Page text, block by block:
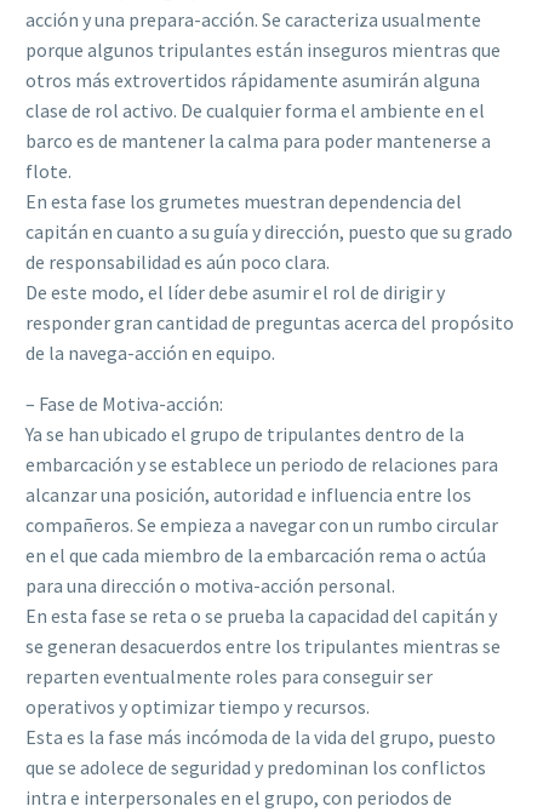
acción y una prepara-acción. Se caracteriza usualmente
porque algunos tripulantes están inseguros mientras que
otros más extrovertidos rápidamente asumirán alguna
clase de rol activo. De cualquier forma el ambiente en el
barco es de mantener la calma para poder mantenerse a
flote.
En esta fase los grumetes muestran dependencia del
capitán en cuanto a su guía y dirección, puesto que su grado
de responsabilidad es aún poco clara.
De este modo, el líder debe asumir el rol de dirigir y
responder gran cantidad de preguntas acerca del propósito
de la navega-acción en equipo.
– Fase de Motiva-acción:
Ya se han ubicado el grupo de tripulantes dentro de la
embarcación y se establece un periodo de relaciones para
alcanzar una posición, autoridad e influencia entre los
compañeros. Se empieza a navegar con un rumbo circular
en el que cada miembro de la embarcación rema o actúa
para una dirección o motiva-acción personal.
En esta fase se reta o se prueba la capacidad del capitán y
se generan desacuerdos entre los tripulantes mientras se
reparten eventualmente roles para conseguir ser
operativos y optimizar tiempo y recursos.
Esta es la fase más incómoda de la vida del grupo, puesto
que se adolece de seguridad y predominan los conflictos
intra e interpersonales en el grupo, con periodos de